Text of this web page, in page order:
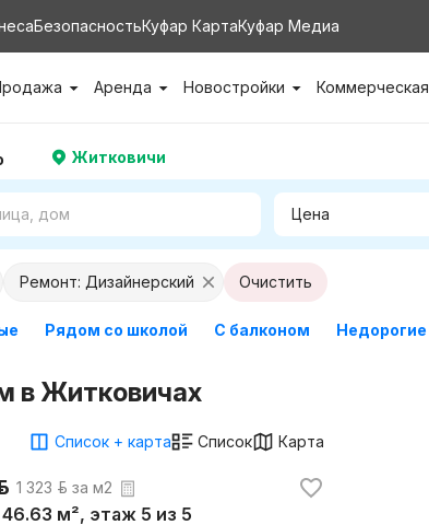
БезопасностьКуфар КартаКуфар Медиа
Аренда Новостройки Коммерческая
Житковичи
Цена
Ремонт: Дизайнерский Очистить
Рядом со школой С балконом Недорогие
в Житковичах
Список + карта Список Карта
1 323 р. за м2
46.63 м², этаж 5 из 5